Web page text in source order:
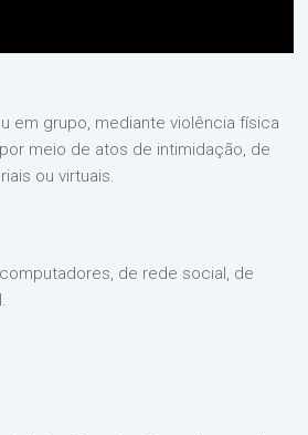
em grupo, mediante violência física
meio de atos de intimidação, de
ou virtuais.
de rede social, de